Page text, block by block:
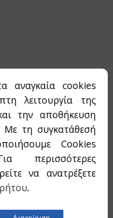
αναγκαία cookies
λειτουργία της
την αποθήκευση
Με τη συγκατάθεσή
Cookies
περισσότερες
να ανατρέξετε
.